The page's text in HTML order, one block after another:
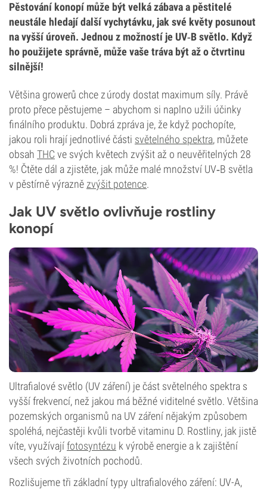
Pěstování konopí může být velká zábava a pěstitelé
neustále hledají další vychytávku, jak své květy posunout
na vyšší úroveň. Jednou z možností je UV‑B světlo. Když
ho použijete správně, může vaše tráva být až o čtvrtinu
silnější!
Většina growerů chce z úrody dostat maximum síly. Právě
proto přece pěstujeme – abychom si naplno užili účinky
finálního produktu. Dobrá zpráva je, že když pochopíte,
jakou roli hrají jednotlivé části světelného spektra, můžete
obsah THC ve svých květech zvýšit až o neuvěřitelných 28
%! Čtěte dál a zjistěte, jak může malé množství UV‑B světla
v pěstírně výrazně zvýšit potence.
Jak UV světlo ovlivňuje rostliny
konopí
Ultrafialové světlo (UV záření) je část světelného spektra s
vyšší frekvencí, než jakou má běžné viditelné světlo. Většina
pozemských organismů na UV záření nějakým způsobem
spoléhá, nejčastěji kvůli tvorbě vitaminu D. Rostliny, jak jistě
víte, využívajífotosyntézu k výrobě energie a k zajištění
všech svých životních pochodů.
Rozlišujeme tři základní typy ultrafialového záření: UV-A,